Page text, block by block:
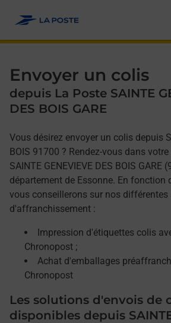
Envoyer un colis
depuis La Poste SAINTE
DES BOIS GARE
Vous désirez envoyer un colis depuis
BOIS 91700 ? Rendez-vous dans
SAINTE GENEVIEVE DES BOIS
département de Essonne. En fonction
vous conseillerons sur nos
d'affranchissement :
Impression d'étiquettes colis
Chronopost ;
Achat d'emballages
Chronopost
Les solutions d'envois de
disponibles depuis